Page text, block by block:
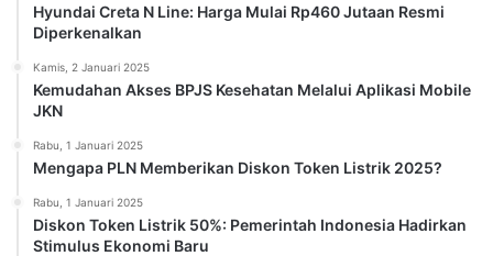
Hyundai Creta N Line: Harga Mulai Rp460 Jutaan Resmi
Diperkenalkan
Kamis, 2 Januari 2025
Kemudahan Akses BPJS Kesehatan Melalui Aplikasi Mobile
JKN
Rabu, 1 Januari 2025
Mengapa PLN Memberikan Diskon Token Listrik 2025?
Rabu, 1 Januari 2025
Diskon Token Listrik 50%: Pemerintah Indonesia Hadirkan
Stimulus Ekonomi Baru